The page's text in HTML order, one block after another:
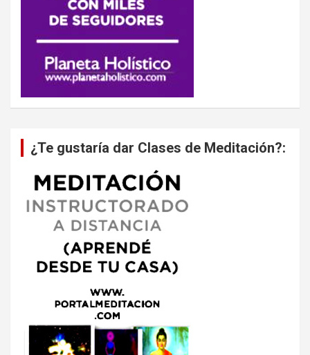
¿Te gustaría dar Clases de Meditación?: